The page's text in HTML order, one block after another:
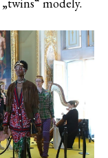
modely.